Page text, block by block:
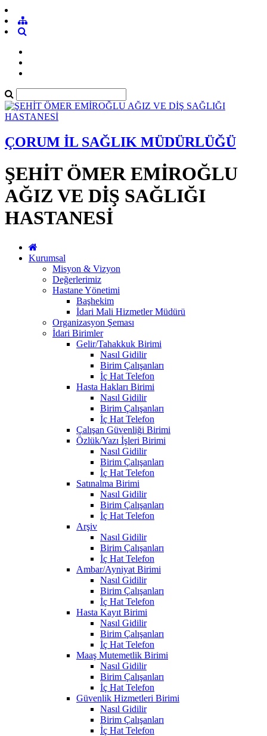
ÇORUM İL SAĞLIK MÜDÜRLÜĞÜ
ŞEHİT ÖMER EMİROĞLU
AĞIZ VE DİŞ SAĞLIĞI
HASTANESİ
Kurumsal
Misyon & Vizyon
Değerlerimiz
Hastane Yönetimi
Başhekim
İdari Mali Hizmetler Müdürü
Organizasyon Şeması
İdari Birimler
Gelir/Tahakkuk Birimi
Nasıl Gidilir
Birim Çalışanları
İç Hat Telefon
Hasta Hakları Birimi
Nasıl Gidilir
Birim Çalışanları
İç Hat Telefon
Çalışan Güvenliği Birimi
Özlük/Yazı İşleri Birimi
Nasıl Gidilir
Birim Çalışanları
İç Hat Telefon
Satınalma Birimi
Nasıl Gidilir
Birim Çalışanları
İç Hat Telefon
Arşiv
Nasıl Gidilir
Birim Çalışanları
İç Hat Telefon
Ambar/Ayniyat Birimi
Nasıl Gidilir
Birim Çalışanları
İç Hat Telefon
Hasta Kayıt Birimi
Nasıl Gidilir
Birim Çalışanları
İç Hat Telefon
Maaş Mutemetlik Birimi
Nasıl Gidilir
Birim Çalışanları
İç Hat Telefon
Güvenlik Hizmetleri Birimi
Nasıl Gidilir
Birim Çalışanları
İç Hat Telefon